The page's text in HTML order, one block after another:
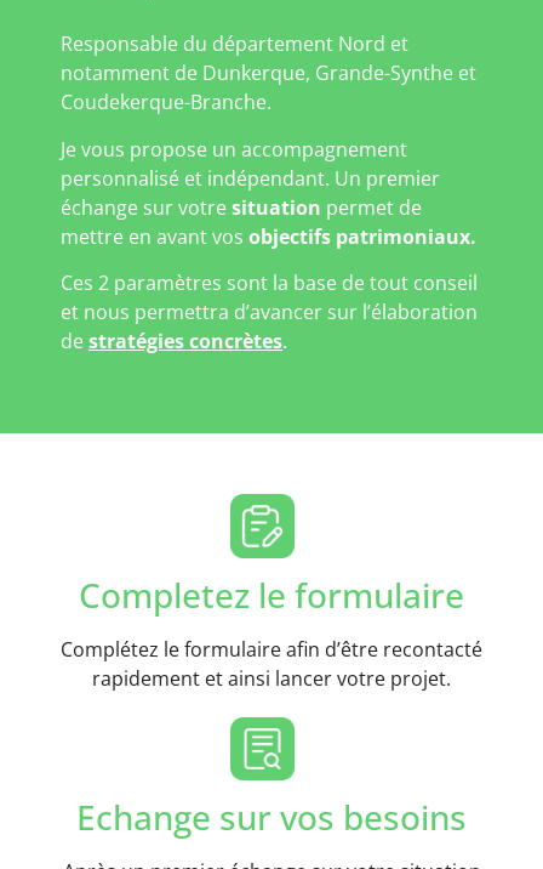
Responsable du département Nord et
notamment de Dunkerque, Grande-Synthe et
Coudekerque-Branche.
Je vous propose un accompagnement
personnalisé et indépendant. Un premier
échange sur votresituation permet de
mettre en avant vos objectifs patrimoniaux.
Ces 2 paramètres sont la base de tout conseil
et nous permettra d’avancer sur l’élaboration
destratégies concrètes.
Completez le formulaire
Complétez le formulaire afin d’être recontacté
rapidement et ainsi lancer votre projet.
Echange sur vos besoins